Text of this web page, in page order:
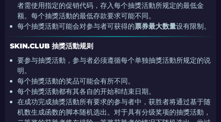
者需使用指定的促销代码，存入每个抽獎活動所规定的最低金
额。每个抽獎活動的最低存款要求可能不同。
每个抽獎活動可能会对参与者可获得的票券最大数量设有限制。
SKIN.CLUB 抽獎活動规则
要参与抽獎活動，参与者必须遵循每个单独抽獎活動所规定的说
明。
每个抽獎活動的奖品可能会有所不同。
每个抽獎活動都有其各自的开始和结束日期。
在成功完成抽獎活動所有要求的参与者中，获胜者将通过基于随
机数生成函数的脚本随机选出。对于具有分级奖项的抽獎活動，